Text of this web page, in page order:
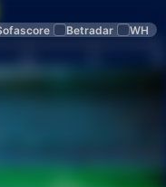
Betradar WH